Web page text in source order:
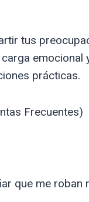
tus
emocional
prácticas.
Frecuentes)
que me roban